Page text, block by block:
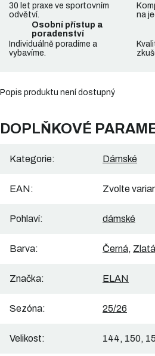
30 let praxe ve sportovním
odvětví.
na
Osobní přístup a
poradenství
Individuálně poradíme a
vybavíme.
Popis produktu není dostupný
DOPLŇKOVÉ
Kategorie: Dámské
EAN: Zvolte
Pohlaví: dámské
Barva: Černá, Zlatá
Značka: ELAN
Sezóna: 25/26
Velikost: 144, 150,